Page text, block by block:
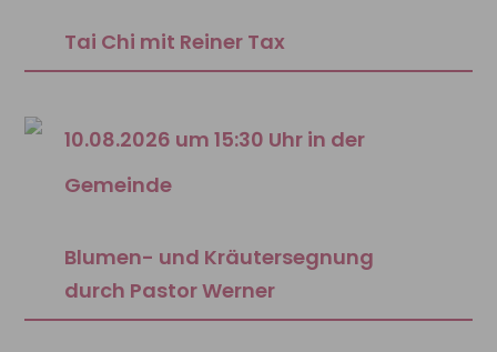
Tai Chi mit Reiner Tax
10.08.2026 um 15:30 Uhr in der
Gemeinde
Blumen- und Kräutersegnung
durch Pastor Werner